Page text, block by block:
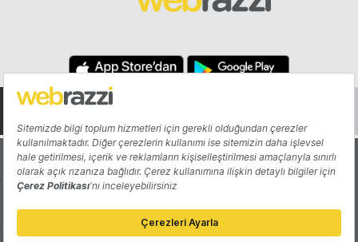
Hakkında Yazarlar
Katkıda Bulun Reklam